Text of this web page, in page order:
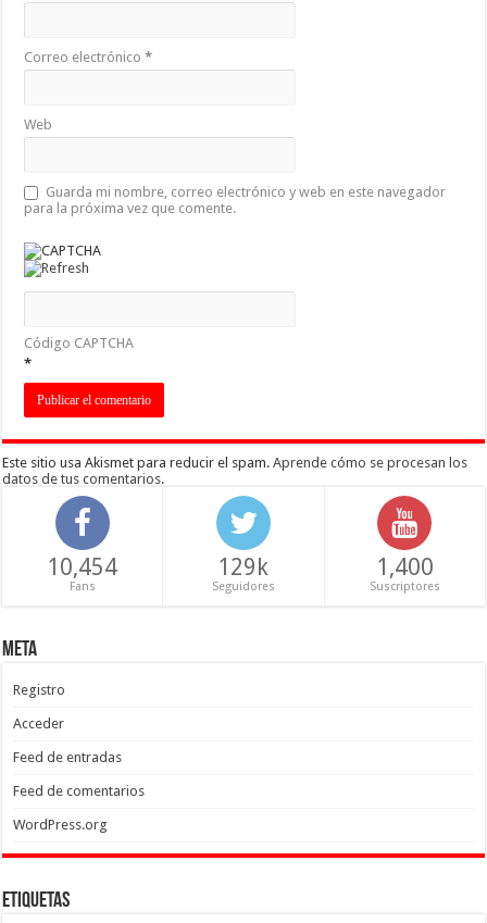
Correo electrónico*
Web
Guarda mi nombre, correo electrónico y web en este navegador
para la próxima vez que comente.
Código CAPTCHA
*
Este sitio usa Akismet para reducir el spam.Aprende cómo se procesan los
datos de tus comentarios.
10,454
Fans
129k
Seguidores
1,400
Suscriptores
Meta
Registro
Acceder
Feed de entradas
Feed de comentarios
WordPress.org
Etiquetas